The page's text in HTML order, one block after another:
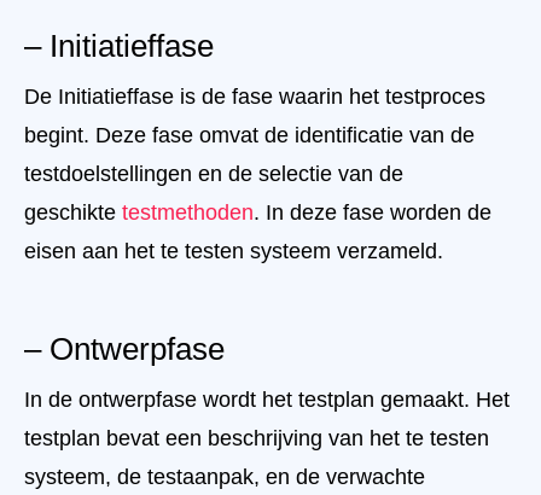
– Initiatieffase
De Initiatieffase is de fase waarin het testproces
begint. Deze fase omvat de identificatie van de
testdoelstellingen en de selectie van de
geschikte testmethoden. In deze fase worden de
eisen aan het te testen systeem verzameld.
– Ontwerpfase
In de ontwerpfase wordt het testplan gemaakt. Het
testplan bevat een beschrijving van het te testen
systeem, de testaanpak, en de verwachte